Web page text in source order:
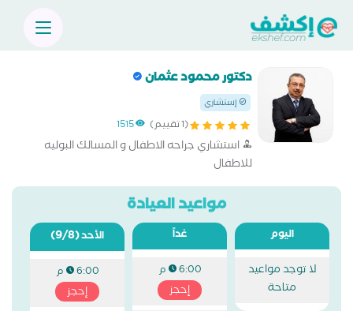
دكتور محمود عثمان
إستشاري
(1 تقييم) 1515
استشاري جراحه الاطفال و المسالك البوليه
للاطفال
مواعيد العيادة
اليوم
لا توجد مواعيد
متاحة
غداً
6:00 م
إحجز
الأحد(9/8)
6:00 م
إحجز